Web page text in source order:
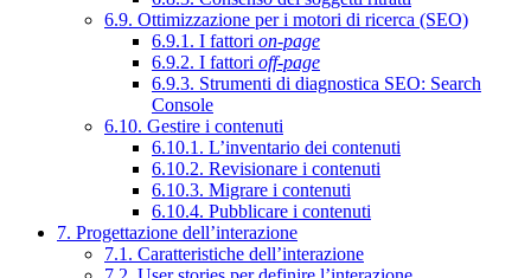
6.9. Ottimizzazione per i motori di ricerca (SEO)
6.9.1. I fattori on-page
6.9.2. I fattori off-page
6.9.3. Strumenti di diagnostica SEO: Search
Console
6.10. Gestire i contenuti
6.10.1. L’inventario dei contenuti
6.10.2. Revisionare i contenuti
6.10.3. Migrare i contenuti
6.10.4. Pubblicare i contenuti
7. Progettazione dell’interazione
7.1. Caratteristiche dell’interazione